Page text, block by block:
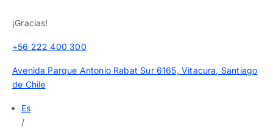
¡Gracias!
+56 222 400 300
Avenida Parque Antonio Rabat Sur 6165, Vitacura, Santiago
de Chile
Es
/